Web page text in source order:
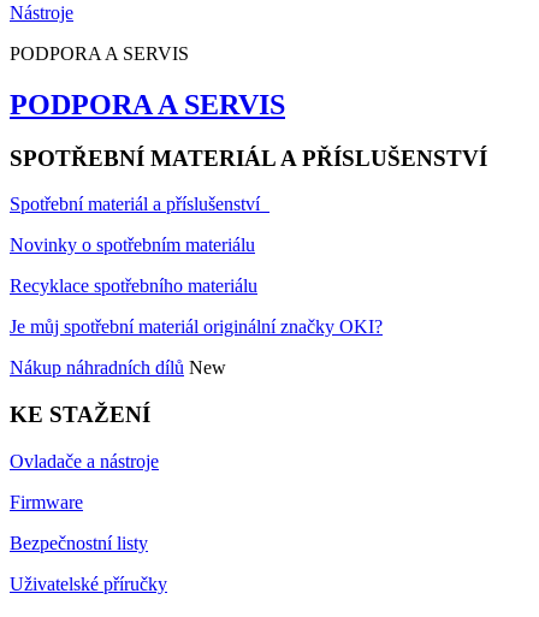
Nástroje
PODPORA A SERVIS
PODPORA A SERVIS
SPOTŘEBNÍ MATERIÁL A PŘÍSLUŠENSTVÍ
Spotřební materiál a příslušenství
Novinky o spotřebním materiálu
Recyklace spotřebního materiálu
Je můj spotřební materiál originální značky OKI?
Nákup náhradních dílů New
KE STAŽENÍ
Ovladače a nástroje
Firmware
Bezpečnostní listy
Uživatelské příručky